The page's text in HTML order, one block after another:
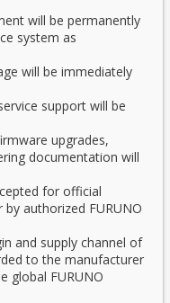
will be permanently
system as
will be immediately
support will be
upgrades,
documentation will
for official
authorized FURUNO
and supply channel of
to the manufacturer
global FURUNO